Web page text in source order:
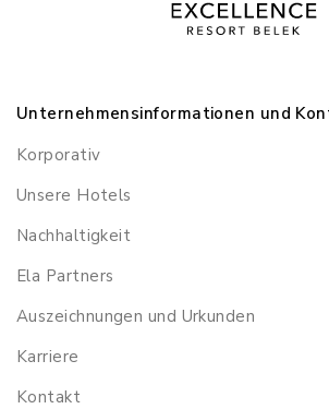
Unternehmensinformationen und
Korporativ
Unsere Hotels
Nachhaltigkeit
Ela Partners
Auszeichnungen und Urkunden
Karriere
Kontakt